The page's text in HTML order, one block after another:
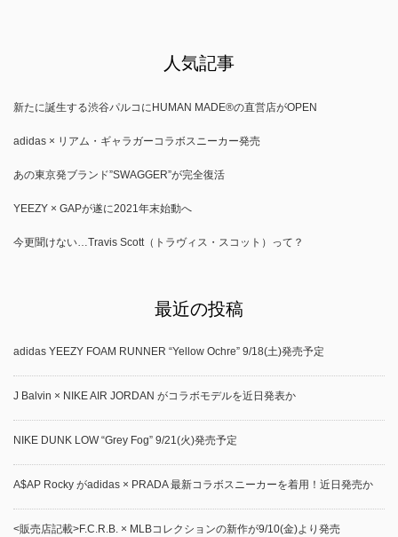
人気記事
新たに誕生する渋谷パルコにHUMAN MADE®の直営店がOPEN
adidas × リアム・ギャラガーコラボスニーカー発売
あの東京発ブランド”SWAGGER”が完全復活
YEEZY × GAPが遂に2021年末始動へ
今更聞けない…Travis Scott（トラヴィス・スコット）って？
最近の投稿
adidas YEEZY FOAM RUNNER “Yellow Ochre” 9/18(土)発売予定
J Balvin × NIKE AIR JORDAN がコラボモデルを近日発表か
NIKE DUNK LOW “Grey Fog” 9/21(火)発売予定
A$AP Rocky がadidas × PRADA 最新コラボスニーカーを着用！近日発売か
<販売店記載>F.C.R.B. × MLBコレクションの新作が9/10(金)より発売